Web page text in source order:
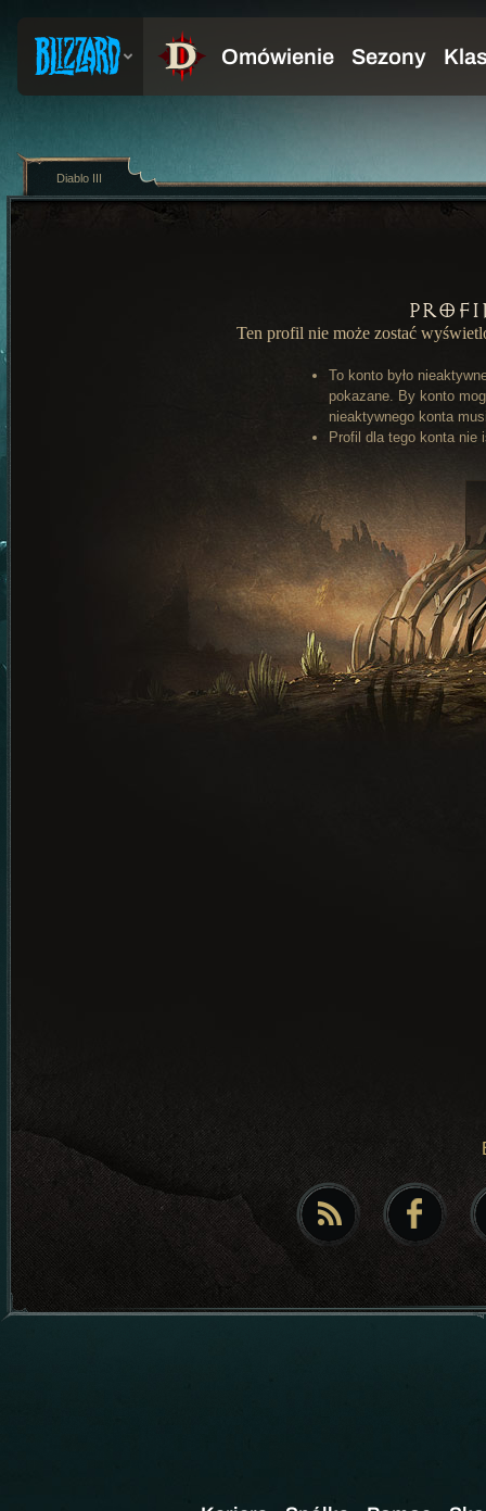
Ten profil nie może zostać
To konto było
pokazane. By konto
nieaktywnego konta
Profil dla tego konta nie
Diablo III